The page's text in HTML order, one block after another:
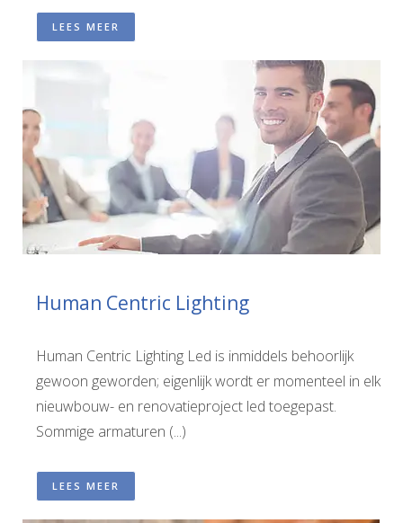
LEES MEER
Human Centric Lighting
Human Centric Lighting Led is inmiddels behoorlijk
gewoon geworden; eigenlijk wordt er momenteel in elk
nieuwbouw- en renovatieproject led toegepast.
Sommige armaturen (...)
LEES MEER